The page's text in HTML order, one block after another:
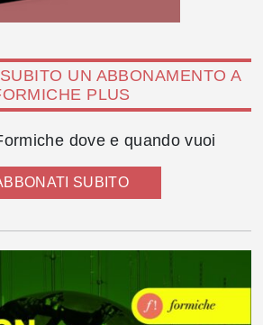
UN ABBONAMENTO A
PLUS
dove e quando vuoi
SUBITO